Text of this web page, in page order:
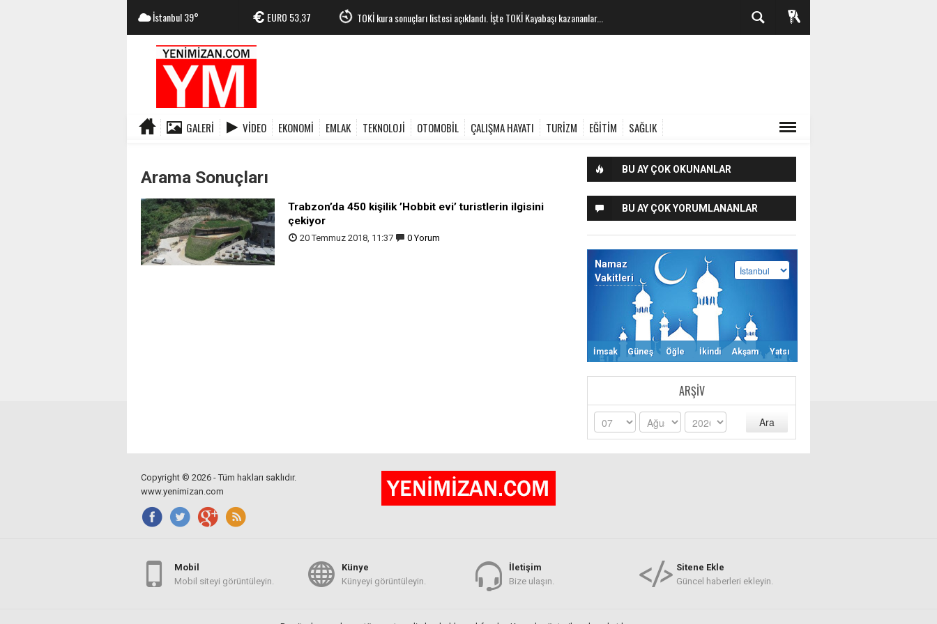
İstanbul39° EURO 53,37 TOKİ kura sonuçları listesi açıklandı. İşte TOKİ Kayabaşı kazananlar...
GALERI VIDEO EKONOMİ EMLAK TEKNOLOJİ OTOMOBİL ÇALIŞMA HAYATI TURİZM EĞİTİM SAĞLIK
Arama Sonuçları
Trabzon’da 450 kişilik ’Hobbit evi’ turistlerin ilgisini
çekiyor
20 Temmuz 2018, 11:37 0 Yorum
BU AY ÇOK OKUNANLAR
BU AY ÇOK YORUMLANANLAR
Namaz
Vakitleri
İmsak Güneş Öğle İkindi Akşam Yatsı
ARŞIV
Ara
Copyright © 2026 - Tüm hakları saklıdır.
www.yenimizan.com
Mobil
Mobil siteyi görüntüleyin.
Künye
Künyeyi görüntüleyin.
İletişim
Bize ulaşın.
Sitene Ekle
Güncel haberleri ekleyin.